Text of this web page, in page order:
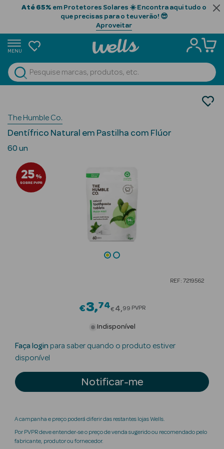
Até 65% em Protetores Solares ☀️ Encontra aqui tudo o
que precisas para o teu verão! 😎
Aproveitar
MENU
Ver Tudo
Beauty Season
Cabelo
Beauty Season
Cosmética
Luxo
Beauty Season
Nutricosmética
Perfumes
Beauty Season
The Humble Co.
Dentífrico Natural em Pastilha com Flúor
60 un
25%
SOBRE PVPR
REF: 7219562
€3 74Price reduced from
€ 4 99 PVPR
Indisponível
Faça login para saber quando o produto estiver
disponível
Notificar-me
A campanha e preço poderá diferir das restantes lojas Wells.
Por PVPR deve entender-se o preço de venda sugerido ou recomendado pelo
fabricante, produtor ou fornecedor.